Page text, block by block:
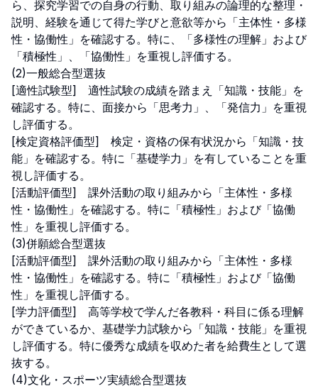
ら、探究学習での自身の行動、取り組みの論理的な整理・
説明、経験を通じて得た学びと意欲等から「主体性・多様
性・協働性」を確認する。特に、「多様性の理解」および
「積極性」、「協働性」を重視し評価する。
(2)一般総合型選抜
[適性試験型]　適性試験の成績を踏まえ「知識・技能」を
確認する。特に、面接から「思考力」、「発信力」を重視
し評価する。
[検定資格評価型]　検定・資格の保有状況から「知識・技
能」を確認する。特に「基礎学力」を有していることを重
視し評価する。
[活動評価型]　課外活動の取り組みから「主体性・多様
性・協働性」を確認する。特に「積極性」および「協働
性」を重視し評価する。
(3)併願総合型選抜
[活動評価型]　課外活動の取り組みから「主体性・多様
性・協働性」を確認する。特に「積極性」および「協働
性」を重視し評価する。
[学力評価型]　高等学校で学んだ各教科・科目に係る理解
ができているか、基礎学力試験から「知識・技能」を重視
し評価する。特に優秀な成績を収めた者を給費生として選
抜する。
(4)文化・スポーツ実績総合型選抜